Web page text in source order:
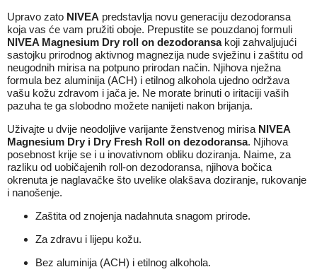
Upravo zato NIVEA predstavlja novu generaciju dezodoransa
koja vas će vam pružiti oboje. Prepustite se pouzdanoj formuli
NIVEA Magnesium Dry roll on dezodoransakoji zahvaljujući
sastojku prirodnog aktivnog magnezija nude svježinu i zaštitu od
neugodnih mirisa na potpuno prirodan način. Njihova nježna
formula bez aluminija (ACH) i etilnog alkohola ujedno održava
vašu kožu zdravom i jača je. Ne morate brinuti o iritaciji vaših
pazuha te ga slobodno možete nanijeti nakon brijanja.
Uživajte u dvije neodoljive varijante ženstvenog mirisa NIVEA
Magnesium Dry i Dry Fresh Roll on dezodoransa. Njihova
posebnost krije se i u inovativnom obliku doziranja. Naime, za
razliku od uobičajenih roll-on dezodoransa, njihova bočica
okrenuta je naglavačke što uvelike olakšava doziranje, rukovanje
i nanošenje.
Zaštita od znojenja nadahnuta snagom prirode.
Za zdravu i lijepu kožu.
Bez aluminija (ACH) i etilnog alkohola.